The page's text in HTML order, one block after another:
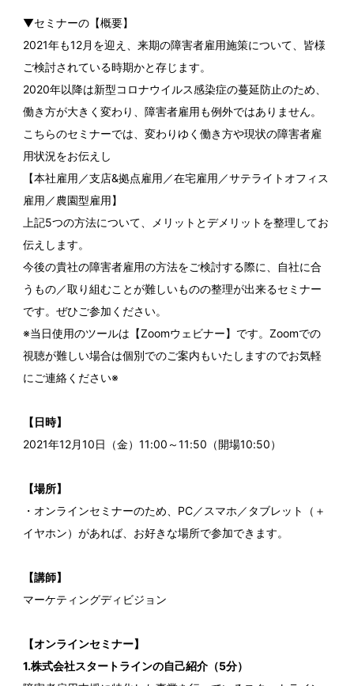
▼セミナーの【概要】
2021年も12月を迎え、来期の障害者雇用施策について、皆様
ご検討されている時期かと存じます。
2020年以降は新型コロナウイルス感染症の蔓延防止のため、
働き方が大きく変わり、障害者雇用も例外ではありません。
こちらのセミナーでは、変わりゆく働き方や現状の障害者雇
用状況をお伝えし
【本社雇用／支店&拠点雇用／在宅雇用／サテライトオフィス
雇用／農園型雇用】
上記5つの方法について、メリットとデメリットを整理してお
伝えします。
今後の貴社の障害者雇用の方法をご検討する際に、自社に合
うもの／取り組むことが難しいものの整理が出来るセミナー
です。ぜひご参加ください。
※当日使用のツールは【Zoomウェビナー】です。Zoomでの
視聴が難しい場合は個別でのご案内もいたしますのでお気軽
にご連絡ください※
【日時】
2021年12月10日（金）11:00～11:50（開場10:50）
【場所】
・オンラインセミナーのため、PC／スマホ／タブレット（＋
イヤホン）があれば、お好きな場所で参加できます。
【講師】
マーケティングディビジョン
【オンラインセミナー】
1.株式会社スタートラインの自己紹介（5分）